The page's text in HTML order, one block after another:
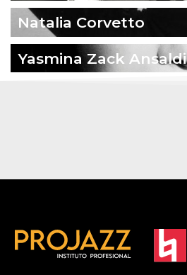
Natalia Corvetto
Yasmina Zack Ansaldi